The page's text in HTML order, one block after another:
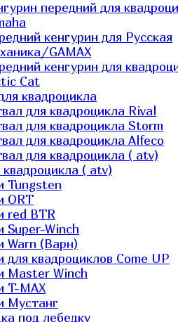
передний для
кенгурин для Русская
GAMAX
кенгурин для
Cat
квадроцикла
для квадроцикла Rival
для квадроцикла Storm
для квадроцикла Alfeco
для квадроцикла ( atv)
( atv)
Tungsten
ORT
red BTR
Super-Winch
Warn (Варн)
для квадроциклов Come UP
Master Winch
T-MAX
Мустанг
под лебедку